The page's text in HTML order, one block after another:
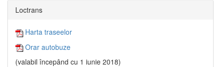
Loctrans
Harta traseelor
Orar autobuze
(valabil începând cu 1 iunie 2018)